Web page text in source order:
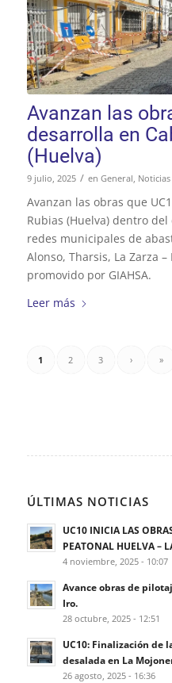
Avanzan las
desarrolla en
(Huelva)
9 julio, 2025 / en General, Noticias
Avanzan las obras que
Rubias (Huelva) dentro
redes municipales de
Alonso, Tharsis, La Zarza
promovido por GIAHSA.
Leer más
1 2 3 › »
ÚLTIMAS NOTICIAS
UC10 INICIA LAS
PEATONAL HUELVA –
4 noviembre, 2025 - 10:07
Avance obras de
Iro.
28 octubre, 2025 - 12:51
UC10: Finalización de
desalada en La
26 agosto, 2025 - 16:36